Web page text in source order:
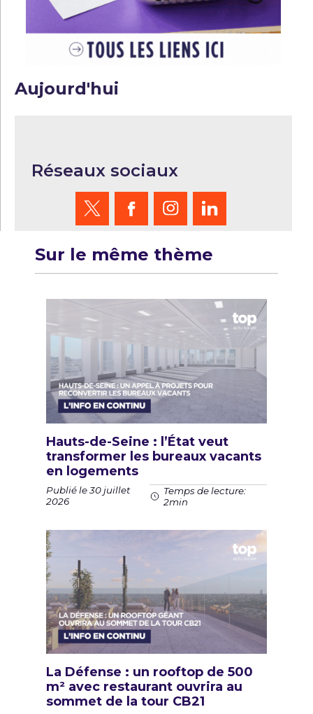
Aujourd'hui
Réseaux sociaux
Sur le même thème
Hauts-de-Seine : l’État veut
transformer les bureaux vacants
en logements
Publié le 30 juillet
2026
Temps de lecture:
2min
La Défense : un rooftop de 500
m² avec restaurant ouvrira au
sommet de la tour CB21